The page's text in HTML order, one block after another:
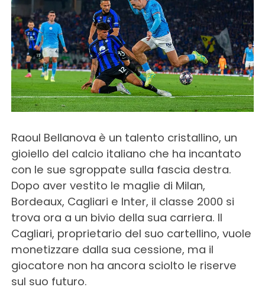
Raoul Bellanova è un talento cristallino, un
gioiello del calcio italiano che ha incantato
con le sue sgroppate sulla fascia destra.
Dopo aver vestito le maglie di Milan,
Bordeaux, Cagliari e Inter, il classe 2000 si
trova ora a un bivio della sua carriera. Il
Cagliari, proprietario del suo cartellino, vuole
monetizzare dalla sua cessione, ma il
giocatore non ha ancora sciolto le riserve
sul suo futuro.